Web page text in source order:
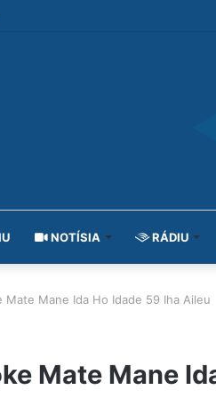
NOTÍSIA RÁDIU
Mate Mane Ida Ho Idade 59 Iha Aileu
Mate Mane